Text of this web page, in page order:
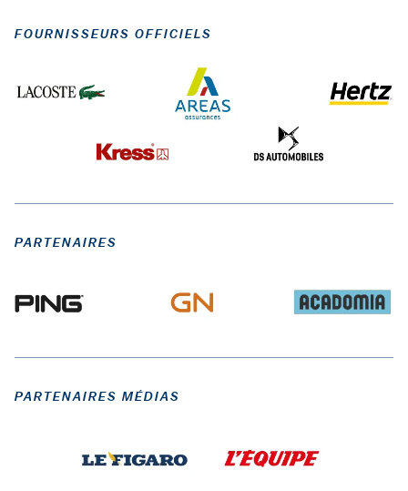
FOURNISSEURS OFFICIELS
PARTENAIRES
PARTENAIRES MÉDIAS